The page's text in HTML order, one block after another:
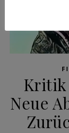
Kritik
Neue